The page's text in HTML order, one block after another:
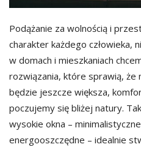
Podążanie za wolnością i
charakter każdego człowieka,
w domach i mieszkaniach
rozwiązania, które sprawią,
będzie jeszcze większa,
poczujemy się bliżej natury.
wysokie okna –
energooszczędne – idealnie